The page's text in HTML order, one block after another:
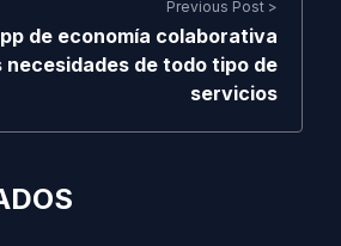
Previous Post >
de economía colaborativa
necesidades de todo tipo de
servicios